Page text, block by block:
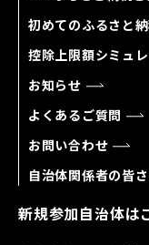
初めてのふるさと
控除上限額シミュ
お知らせ
よくあるご質問
お問い合わせ
自治体関係者の皆
新規参加自治体は